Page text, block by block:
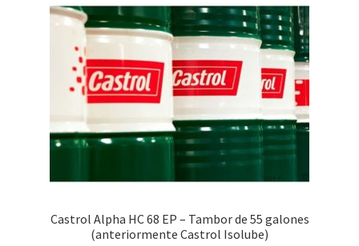
Castrol Alpha HC 68 EP – Tambor de 55 galones
(anteriormente Castrol Isolube)